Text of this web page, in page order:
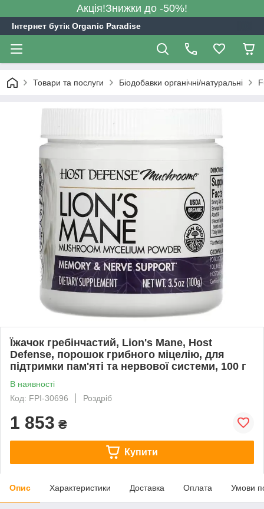
Акція!Знижки до -50%!
Інтернет бутік Organic Paradise
Товари та послуги Біодобавки органічні/натуральні
Їжачок гребінчастий, Lion's Mane, Host
Defense, порошок грибного міцелію, для
підтримки пам'яті та нервової системи, 100 г
В наявності
Код: FPI-30696
Роздріб
1 853 ₴
Купити
Опис Характеристики Доставка Оплата Умови